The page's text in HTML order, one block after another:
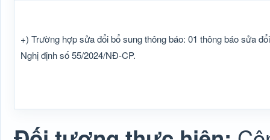
+) Trường hợp sửa đổi bổ sung thông báo: 01 thông báo sửa
Nghị định số 55/2024/NĐ-CP.